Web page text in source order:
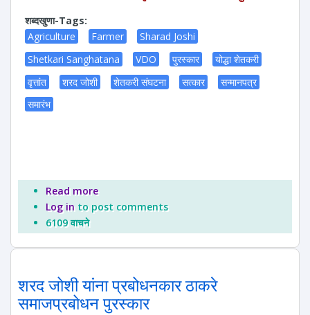
शब्दखुणा-Tags:
Agriculture
Farmer
Sharad Joshi
Shetkari Sanghatana
VDO पुरस्कार
योद्धा शेतकरी
वृत्तांत
शरद जोशी शेतकरी संघटना सत्कार
सन्मानपत्र
समारंभ
Read moreabout शरद जोशी यांना यशवंतराव चव्हाण कृषी औद्योगिक
समाजरचना पुरस्कार
Log in to post comments
6109 वाचने
शरद जोशी यांना प्रबोधनकार ठाकरे
समाजप्रबोधन पुरस्कार